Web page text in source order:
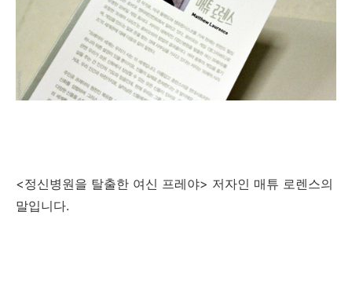
<정신병원을 탈출한 여신 프레야> 저자인 매튜 로렌스의
말입니다.